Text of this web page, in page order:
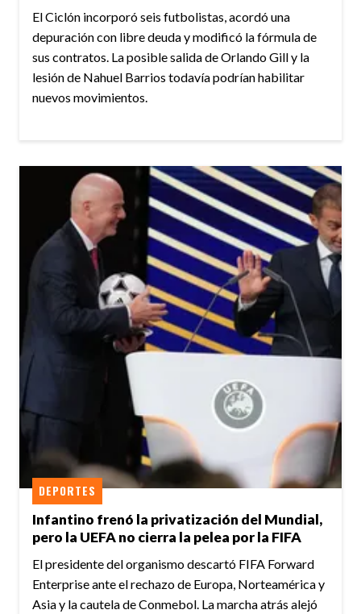
El Ciclón incorporó seis futbolistas, acordó una
depuración con libre deuda y modificó la fórmula de
sus contratos. La posible salida de Orlando Gill y la
lesión de Nahuel Barrios todavía podrían habilitar
nuevos movimientos.
Infantino frenó la privatización del Mundial,
pero la UEFA no cierra la pelea por la FIFA
DEPORTES
El presidente del organismo descartó FIFA Forward
Enterprise ante el rechazo de Europa, Norteamérica y
Asia y la cautela de Conmebol. La marcha atrás alejó